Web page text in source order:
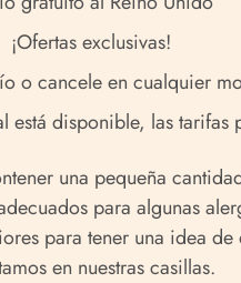
¡Ofertas exclusivas!
o cancele en cualquier
está disponible, las tarifas
una pequeña
para algunas
para tener una idea
en nuestras casillas.